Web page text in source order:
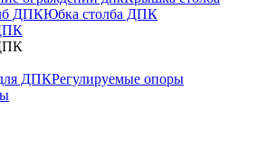
ДПКЮбка столба ДПК
ДПКРегулируемые опоры